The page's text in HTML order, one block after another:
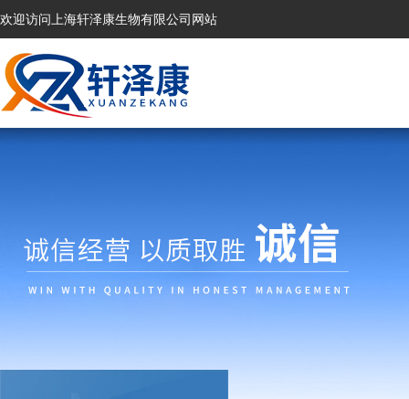
欢迎访问上海轩泽康生物有限公司网站